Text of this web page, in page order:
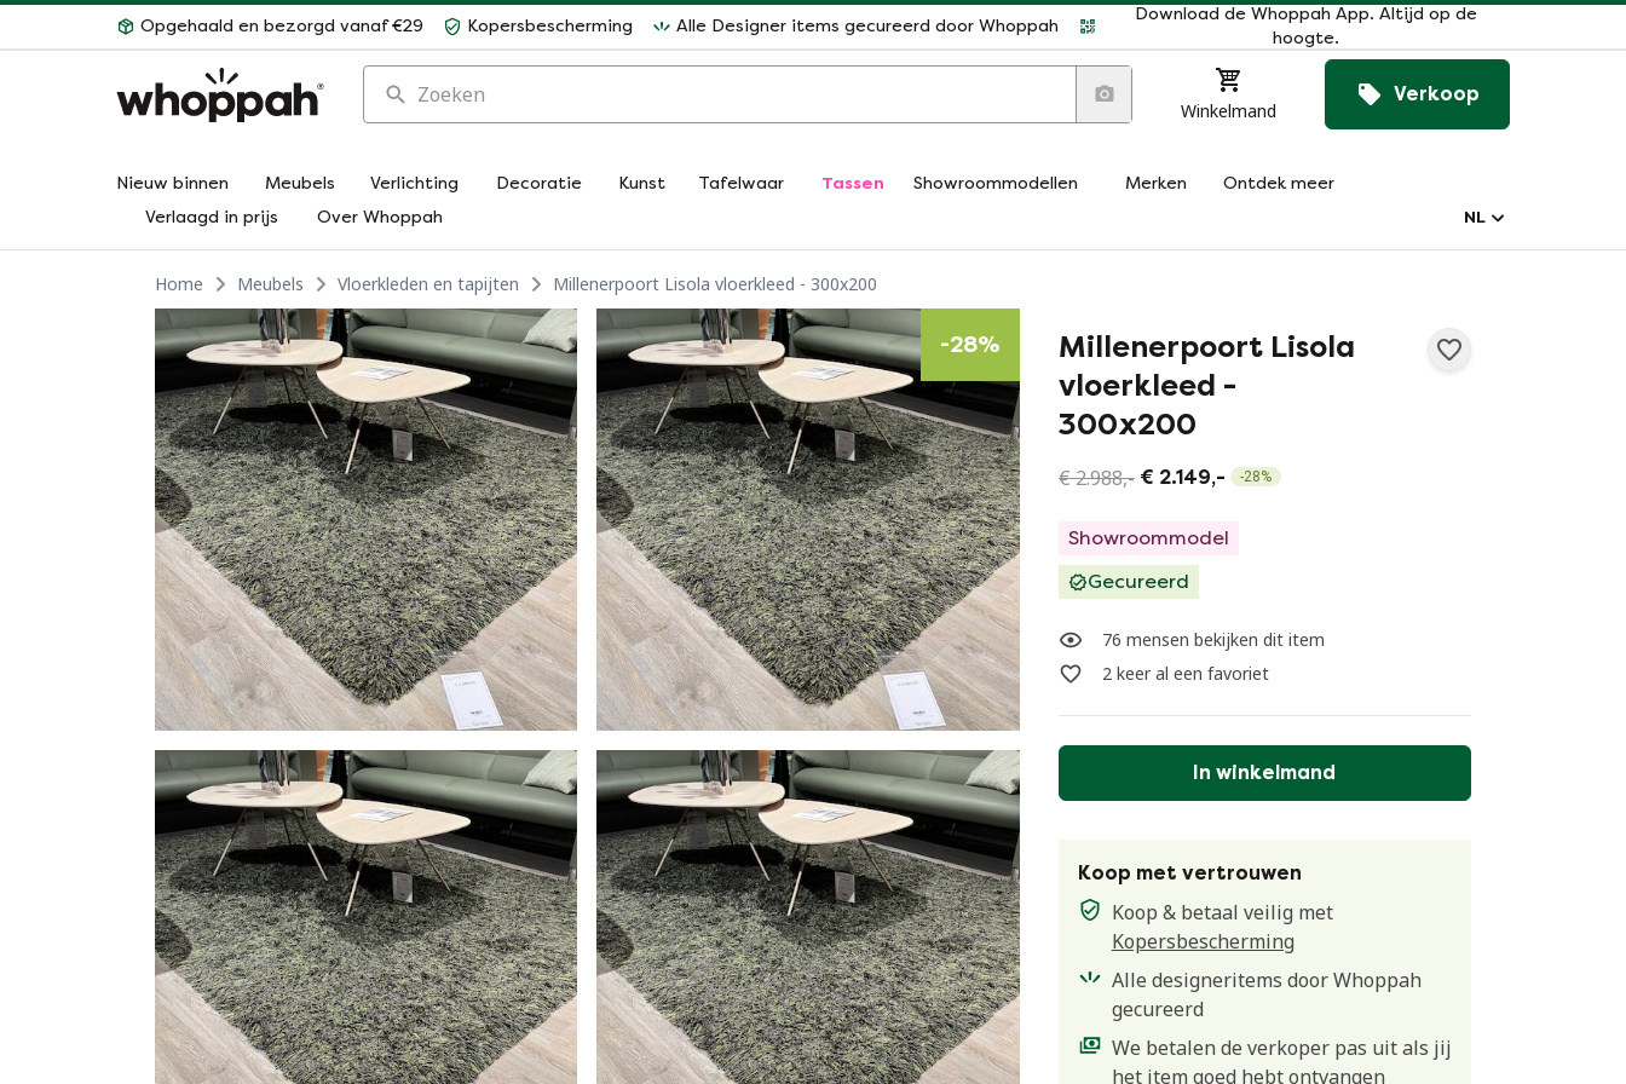
Opgehaald en bezorgd vanaf €29 Kopersbescherming Alle Designer items gecureerd door Whoppah
Download de Whoppah App. Altijd op de
hoogte.
Zoeken
Winkelmand
Verkoop
Nieuw binnen Meubels Verlichting Decoratie Kunst Tafelwaar Tassen Showroommodellen Merken
Ontdek meer
Verlaagd in prijs
Over Whoppah NL
Home Meubels Vloerkleden en tapijten Millenerpoort Lisola vloerkleed - 300x200
-28%
Millenerpoort Lisola
vloerkleed -
300x200
€ 2.988,- € 2.149,- -28%
Showroommodel
Gecureerd
76 mensen bekijken dit item
2 keer al een favoriet
In winkelmand
Koop met vertrouwen
Koop & betaal veilig met
Kopersbescherming
Alle designeritems door Whoppah
gecureerd
We betalen de verkoper pas uit als jij
het item goed hebt ontvangen